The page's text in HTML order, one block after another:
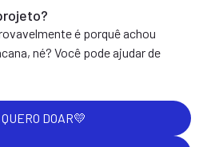
é porquê achou
né? Você pode ajudar de
DOAR💛